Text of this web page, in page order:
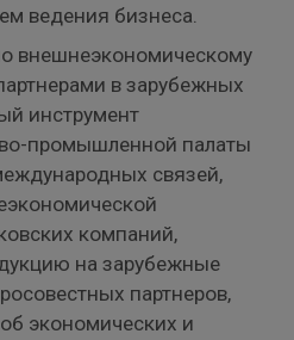
ведения бизнеса.
внешнеэкономическому
в зарубежных
инструмент
промышленной палаты
связей,
компаний,
на зарубежные
партнеров,
экономических и